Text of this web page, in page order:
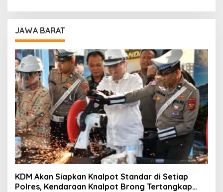
JAWA BARAT
KDM Akan Siapkan Knalpot Standar di Setiap
Polres, Kendaraan Knalpot Brong Tertangkap